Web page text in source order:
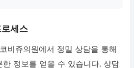
세스
비쥬의원에서 정밀 상담을 통해
정보를 얻을 수 있습니다. 상담